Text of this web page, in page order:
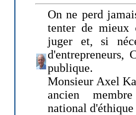
On ne perd
tenter de mieux
juger et, si
d'entrepreneurs,
publique.
Monsieur Axel
ancien
national d'éthique